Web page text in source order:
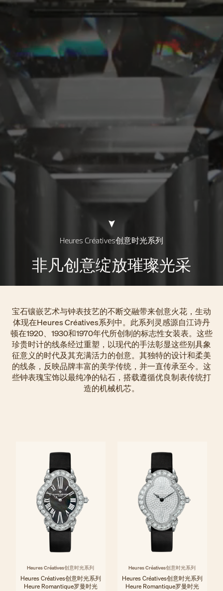
Heures Créatives创意时光系列
非凡创意绽放璀璨光采
宝石镶嵌艺术与钟表技艺的不断交融带来创意火花，生动
体现在Heures Créatives系列中。此系列灵感源自江诗丹
顿在1920、1930和1970年代所创制的标志性女装表。这些
珍贵时计的线条经过重塑，以现代的手法彰显这些别具象
征意义的时代及其充满活力的创意。其独特的设计和柔美
的线条，反映品牌丰富的美学传统，并一直传承至今。这
些钟表瑰宝饰以最纯净的钻石，搭载遵循优良制表传统打
造的机械机芯。
Heures Créatives创意时光系列
Heures Créatives创意时光系列
Heure Romantique罗曼时光
Heures Créatives创意时光系列
Heures Créatives创意时光系列
Heure Romantique罗曼时光